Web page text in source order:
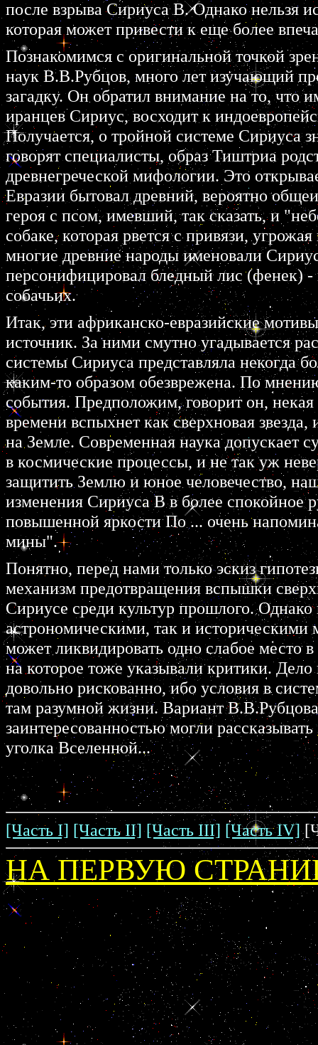
после взрыва Сириуса В. Однако нельзя
которая может привести к еще более
Познакомимся с оригинальной точкой
наук В.В.Рубцов, много лет изучающий
загадку. Он обратил внимание на то, что
иранцев Сириус, восходит к
Получается, о тройной системе Сириуса
говорят специалисты, образ Тиштриа
древнегреческой мифологии. Это
Евразии бытовал древний, вероятно
героя с псом, имевший, так сказать, и
собаке, которая рвется с привязи,
многие древние народы именовали
персонифицировал бледный лис (фенек)
собачьих.
Итак, эти африканско-евразийские
источник. За ними смутно угадывается
системы Сириуса представляла некогда
каким-то образом обезврежена. По
события. Предположим, говорит он,
времени вспыхнет как сверхновая
на Земле. Современная наука допускает
в космические процессы, и не так уж
защитить Землю и юное человечество,
изменения Сириуса В в более спокойное
повышенной яркости По ... очень
мины".
Понятно, перед нами только эскиз
механизм предотвращения вспышки
Сириусе среди культур прошлого.
астрономическими, так и историческими
может ликвидировать одно слабое место
на которое тоже указывали критики.
довольно рискованно, ибо условия в
там разумной жизни. Вариант
заинтересованностью могли
уголка Вселенной...
[Часть I] [Часть II] [Часть III] [Часть IV]
НА ПЕРВУЮ